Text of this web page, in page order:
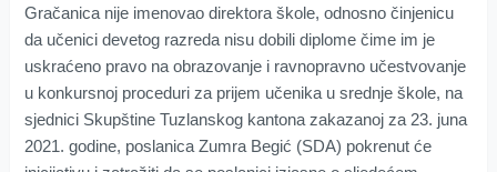
Gračanica nije imenovao direktora škole, odnosno činjenicu
da učenici devetog razreda nisu dobili diplome čime im je
uskraćeno pravo na obrazovanje i ravnopravno učestvovanje
u konkursnoj proceduri za prijem učenika u srednje škole, na
sjednici Skupštine Tuzlanskog kantona zakazanoj za 23. juna
2021. godine, poslanica Zumra Begić (SDA) pokrenut će